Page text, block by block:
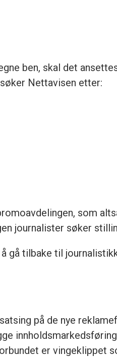
ben, skal det
Nettavisen etter:
som
journalister søker
tilbake til
på de nye
er vingeklippet